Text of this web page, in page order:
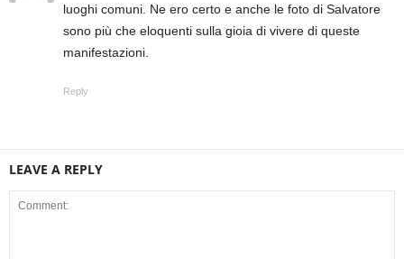
luoghi comuni. Ne ero certo e anche le foto di Salvatore
sono più che eloquenti sulla gioia di vivere di queste
manifestazioni.
Reply
LEAVE A REPLY